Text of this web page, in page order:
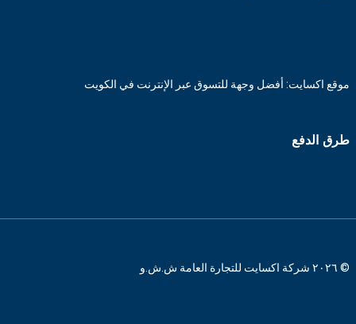
موقع اكسايت: أفضل وجهة للتسوق عبر الإنترنت في الكويت
طرق الدفع
© ٢٠٢٦ شركة اكسايت للتجارة العامة ش.ش.و